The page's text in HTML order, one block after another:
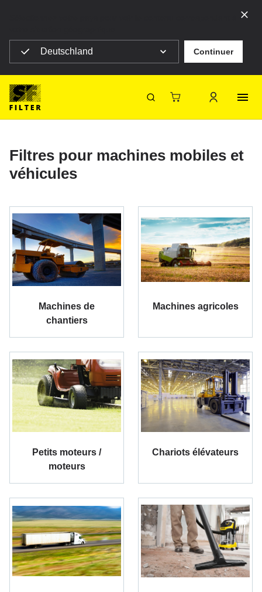
Deutschland Continuer
SF-Filter
SF Filter Homepage
Filtres mobiles
Filtres pour machines mobiles et
véhicules
Machines de
chantiers
Machines agricoles
Petits moteurs /
moteurs
Chariots élévateurs